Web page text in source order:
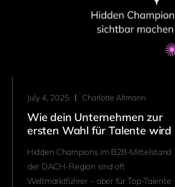
July 4, 2025 Charlotte Altmann
Wie dein Unternehmen zur
ersten Wahl für Talente wird
Hidden Champions im B2B-Mittelstand
der DACH-Region sind oft
Weltmarktführer – aber für Top-Talente